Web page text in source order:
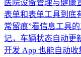
医院设备管理与健康
表单和表单工具到底
常留痕”看信息工具
记，车辆状态自动更
开发 App 也能自动收